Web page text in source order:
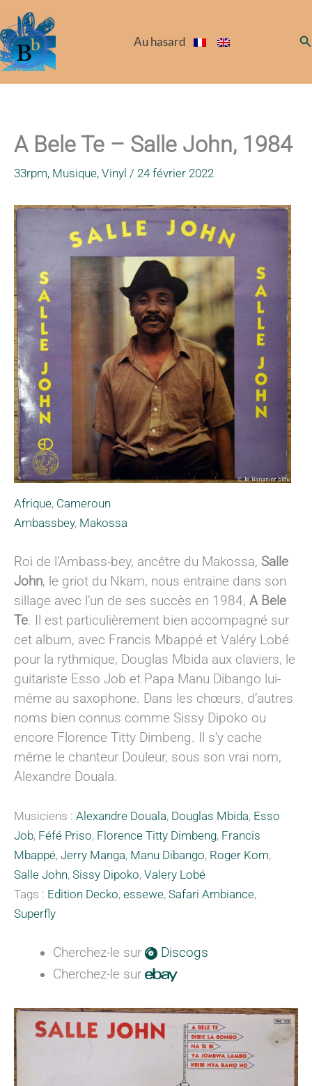
au
contenu
Au hasard
A Bele Te – Salle John, 1984
33rpm, Musique, Vinyl / 24 février 2022
Afrique, Cameroun
Ambassbey, Makossa
Roi de l’Ambass-bey, ancêtre du Makossa, Salle
John, le griot du Nkam, nous entraine dans son
sillage avec l’un de ses succès en 1984, A Bele
Te. Il est particulièrement bien accompagné sur
cet album, avec Francis Mbappé et Valéry Lobé
pour la rythmique, Douglas Mbida aux claviers, le
guitariste Esso Job et Papa Manu Dibango lui-
même au saxophone. Dans les chœurs, d’autres
noms bien connus comme Sissy Dipoko ou
encore Florence Titty Dimbeng. Il s’y cache
même le chanteur Douleur, sous son vrai nom,
Alexandre Douala.
Musiciens : Alexandre Douala, Douglas Mbida, Esso
Job, Féfé Priso, Florence Titty Dimbeng, Francis
Mbappé, Jerry Manga, Manu Dibango, Roger Kom,
Salle John, Sissy Dipoko, Valery Lobé
Tags : Edition Decko, essewe, Safari Ambiance,
Superfly
Cherchez-le sur
Discogs
Cherchez-le sur